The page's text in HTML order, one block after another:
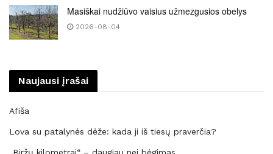
Masiškai nudžiūvo vaisius užmezgusios obelys
2026-08-04
Naujausi įrašai
Afiša
Lova su patalynės dėže: kada ji iš tiesų praverčia?